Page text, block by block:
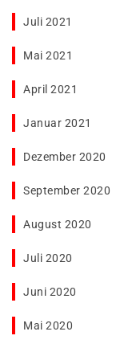
Juli 2021
Mai 2021
April 2021
Januar 2021
Dezember 2020
September 2020
August 2020
Juli 2020
Juni 2020
Mai 2020